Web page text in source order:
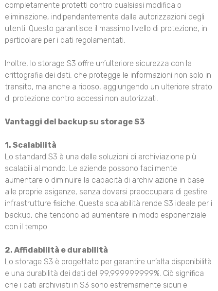
completamente protetti contro qualsiasi modifica o
eliminazione, indipendentemente dalle autorizzazioni degli
utenti. Questo garantisce il massimo livello di protezione, in
particolare per i dati regolamentati.
Inoltre, lo storage S3 offre un’ulteriore sicurezza con la
crittografia dei dati, che protegge le informazioni non solo in
transito, ma anche a riposo, aggiungendo un ulteriore strato
di protezione contro accessi non autorizzati.
Vantaggi del backup su storage S3
1. Scalabilità
Lo standard S3 è una delle soluzioni di archiviazione più
scalabili al mondo. Le aziende possono facilmente
aumentare o diminuire la capacità di archiviazione in base
alle proprie esigenze, senza doversi preoccupare di gestire
infrastrutture fisiche. Questa scalabilità rende S3 ideale per i
backup, che tendono ad aumentare in modo esponenziale
con il tempo.
2. Affidabilità e durabilità
Lo storage S3 è progettato per garantire un’alta disponibilità
e una durabilità dei dati del 99,999999999%. Ciò significa
che i dati archiviati in S3 sono estremamente sicuri e